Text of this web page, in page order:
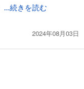
...続きを読む
2024年08月03日